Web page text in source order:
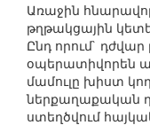
Առաջին
թղթակցային
Ընդ որում`
օպերատիվորեն
մամուլը խիստ
ներքաղաքական
ստեղծվում